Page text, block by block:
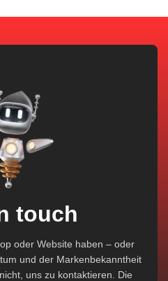
touch
oder Website haben – oder
und der Markenbekanntheit
uns zu kontaktieren. Die